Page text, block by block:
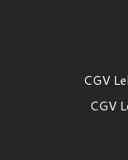
CGV
CGV